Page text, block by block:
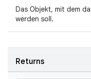
Das Objekt, mit dem
werden soll.
Returns